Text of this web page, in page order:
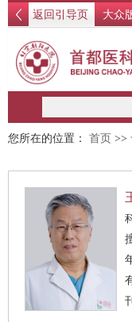
返回引导页 大众
您所在的位置： 首页 >>
擅长